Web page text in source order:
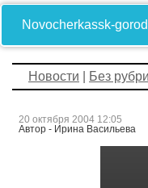
Novocherkassk-
Новости Без
20 октября 2004 12:05
Автор - Ирина Васильева